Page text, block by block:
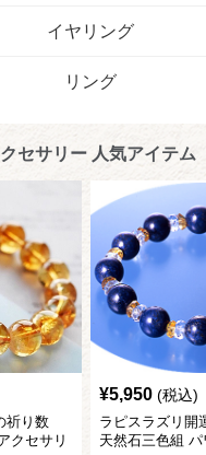
イヤリング
リング
セサリー 人気アイテム
祈り数
クセサリ
¥5,950 (税込)
ラピスラズリ開
天然石三色組